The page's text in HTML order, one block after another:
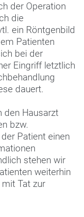
der Operation
die
ein Röntgenbild
Patienten
bei der
Eingriff letztlich
dauert.
den Hausarzt
bzw.
Patient einen
stehen wir
weiterhin
Tat zur